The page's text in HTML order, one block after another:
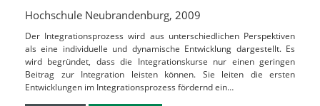
Hochschule Neubrandenburg, 2009
Der Integrationsprozess wird aus unterschiedlichen Perspektiven
als eine individuelle und dynamische Entwicklung dargestellt. Es
wird begründet, dass die Integrationskurse nur einen geringen
Beitrag zur Integration leisten können. Sie leiten die ersten
Entwicklungen im Integrationsprozess fördernd ein…